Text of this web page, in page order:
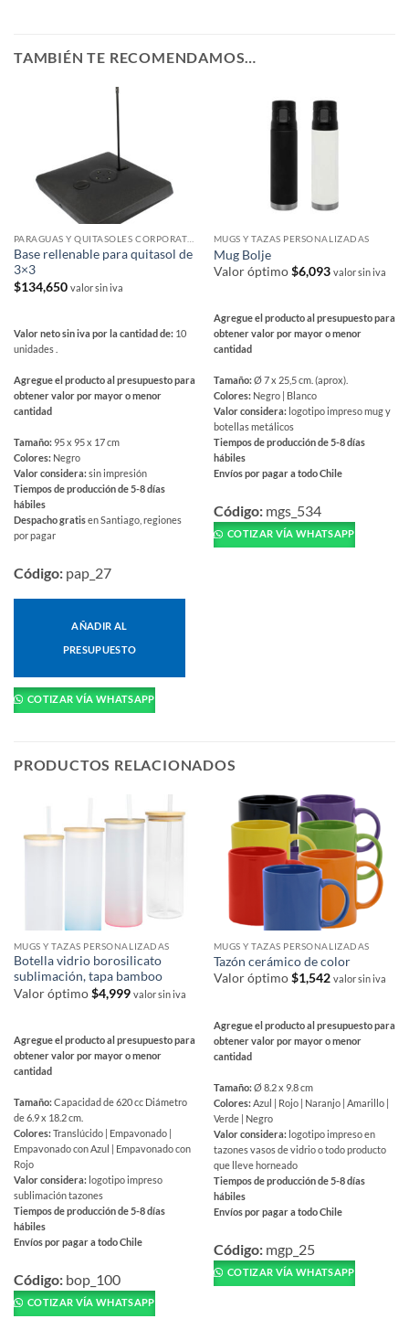
TAMBIÉN TE RECOMENDAMOS…
PARAGUAS Y QUITASOLES CORPORATIVOS
Base rellenable para quitasol de
3×3
$134,650 valor sin iva
Valor neto sin iva por la cantidad de: 10
unidades .
Agregue el producto al presupuesto para
obtener valor por mayor o menor
cantidad
Tamaño:95 x 95 x 17 cm
Colores: Negro
Valor considera:sin impresión
Tiempos de producción de 5-8 días
hábiles
Despacho gratisen Santiago, regiones
por pagar
Código: pap_27
AÑADIR AL
PRESUPUESTO
COTIZAR VÍA WHATSAPP
MUGS Y TAZAS PERSONALIZADAS
Mug Bolje
Valor óptimo$6,093 valor sin iva
Agregue el producto al presupuesto para
obtener valor por mayor o menor
cantidad
Tamaño:Ø 7 x 25,5 cm. (aprox).
Colores: Negro | Blanco
Valor considera: logotipo impreso mug y
botellas metálicos
Tiempos de producción de 5-8 días
hábiles
Envíos por pagar a todo Chile
producto
tiene
múltiples
producto
Código: mgs_534
COTIZAR VÍA WHATSAPP
PRODUCTOS RELACIONADOS
MUGS Y TAZAS PERSONALIZADAS
Botella vidrio borosilicato
sublimación, tapa bamboo
Valor óptimo$4,999 valor sin iva
Agregue el producto al presupuesto para
obtener valor por mayor o menor
cantidad
Tamaño:Capacidad de 620 cc Diámetro
de 6.9 x 18.2 cm.
Colores:Translúcido | Empavonado |
Empavonado con Azul | Empavonado con
Rojo
Valor considera: logotipo impreso
sublimación tazones
Tiempos de producción de 5-8 días
hábiles
Envíos por pagar a todo Chile
producto
tiene
múltiples
Código: bop_100
COTIZAR VÍA WHATSAPP
MUGS Y TAZAS PERSONALIZADAS
Tazón cerámico de color
Valor óptimo$1,542 valor sin iva
Agregue el producto al presupuesto para
obtener valor por mayor o menor
cantidad
Tamaño:Ø 8.2 x 9.8 cm
Colores: Azul | Rojo | Naranjo | Amarillo |
Verde | Negro
Valor considera: logotipo impreso en
tazones vasos de vidrio o todo producto
que lleve horneado
Tiempos de producción de 5-8 días
hábiles
Envíos por pagar a todo Chile
producto
tiene
múltiples
Código: mgp_25
COTIZAR VÍA WHATSAPP